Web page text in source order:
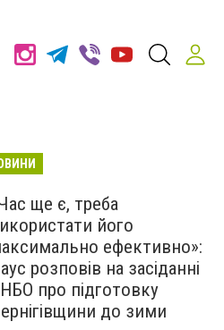
ще є, треба
його
ефективно»:
розповів на засіданні
про підготовку
до зими